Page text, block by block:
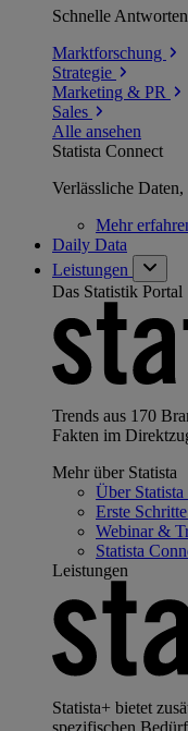
Schnelle
Marktforschung
Strategie
Marketing & PR
Sales
Alle ansehen
Statista Connect
Verlässliche
Mehr
Daily Data
Leistungen
Das Statistik Portal
Trends aus 170
Fakten im
Mehr über Statista
Über Statista
Erste
Webinar &
Statista
Leistungen
Statista+ bietet
spezifischen